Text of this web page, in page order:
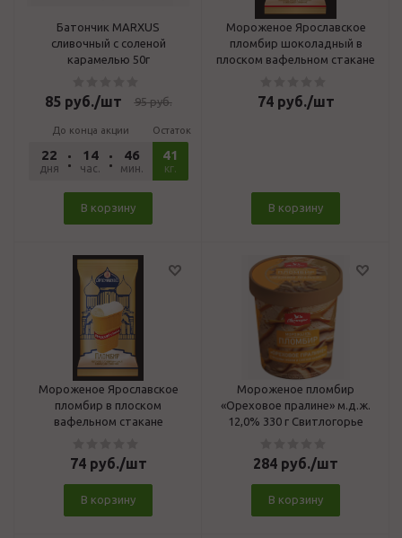
Батончик MARXUS
сливочный с соленой
карамелью 50г
85руб./шт 95руб.
До конца акции
22
дня
14
час.
46
мин.
52
сек.
Остаток
41
кг.
В корзину
Мороженое Ярославское
пломбир шоколадный в
плоском вафельном стакане
74руб./шт
В корзину
Мороженое Ярославское
пломбир в плоском
вафельном стакане
74руб./шт
В корзину
Мороженое пломбир
«Ореховое пралине» м.д.ж.
12,0% 330 г Свитлогорье
284 руб./шт
В корзину